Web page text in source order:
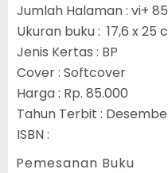
Jumlah Halaman : vi+ 85
Ukuran buku : 17,6 x 25
Jenis Kertas : BP
Cover : Softcover
Harga : Rp. 85.000
Tahun Terbit :
ISBN :
Pemesanan Buku